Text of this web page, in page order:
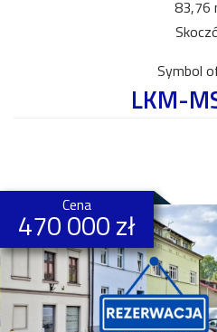
83,76
Symbol
LKM-
Cena
470 000 zł